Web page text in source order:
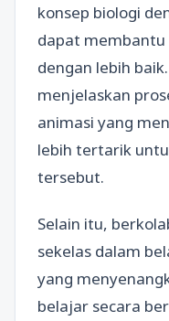
konsep biologi
dapat
dengan lebih
menjelaskan
animasi yang
lebih tertarik
tersebut.
Selain itu,
sekelas dalam
yang
belajar secara